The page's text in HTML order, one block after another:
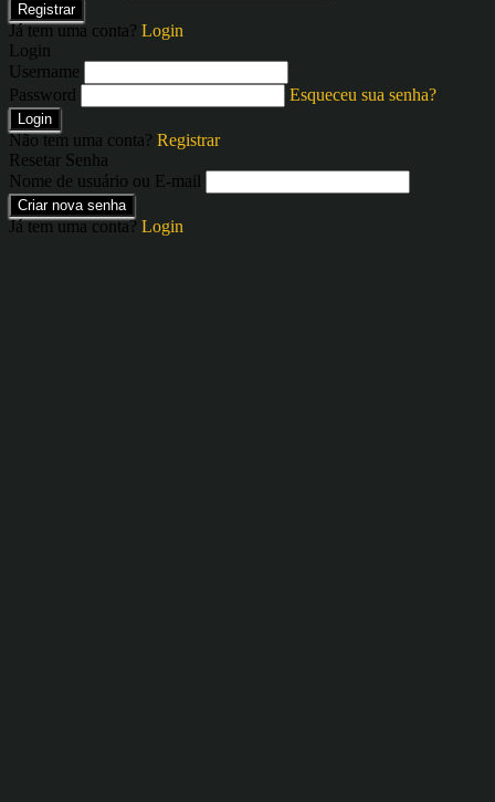
Registrar
Já tem uma conta? Login
Login
Username
Password
Esqueceu sua senha?
Login
Não tem uma conta? Registrar
Resetar Senha
Nome de usuário ou E-mail
Criar nova senha
Já tem uma conta? Login